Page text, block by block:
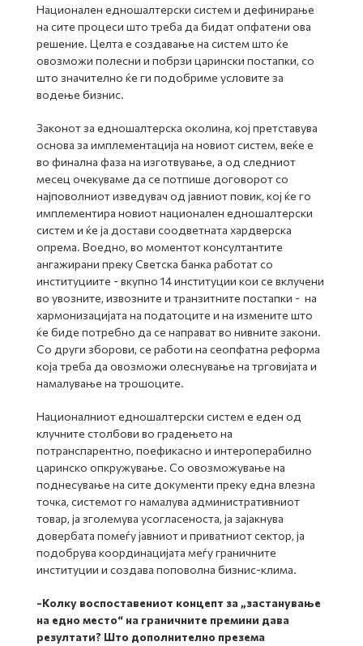
Национален едношалтерски систем и дефинирање
на сите процеси што треба да бидат опфатени ова
решение. Целта е создавање на систем што ќе
овозможи полесни и побрзи царински постапки, со
што значително ќе ги подобриме условите за
водење бизнис.
Законот за едношалтерска околина, кој претставува
основа за имплементација на новиот систем, веќе е
во финална фаза на изготвување, а од следниот
месец очекуваме да се потпише договорот со
најповолниот изведувач од јавниот повик, кој ќе го
имплементира новиот национален едношалтерски
систем и ќе ја достави соодветната хардверска
опрема. Воедно, во моментот консултантите
ангажирани преку Светска банка работат со
институциите - вкупно 14 институции кои се вклучени
во увозните, извозните и транзитните постапки - на
хармонизацијата на податоците и на измените што
ќе биде потребно да се направат во нивните закони.
Со други зборови, се работи на сеопфатна реформа
која треба да овозможи олеснување на трговијата и
намалување на трошоците.
Националниот едношалтерски систем е еден од
клучните столбови во градењето на
потранспарентно, поефикасно и интероперабилно
царинско опкружување. Со овозможување на
поднесување на сите документи преку една влезна
точка, системот го намалува административниот
товар, ја зголемува усогласеноста, ја зајакнува
довербата помеѓу јавниот и приватниот сектор, ја
подобрува координацијата меѓу граничните
институции и создава поповолна бизнис-клима.
-Колку воспоставениот концепт за „застанување
на едно место“ на граничните премини дава
резултати? Што дополнително презема